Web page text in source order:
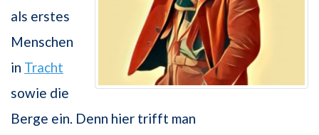
als erstes
Menschen
in Tracht
sowie die
Berge ein. Denn hier trifft man